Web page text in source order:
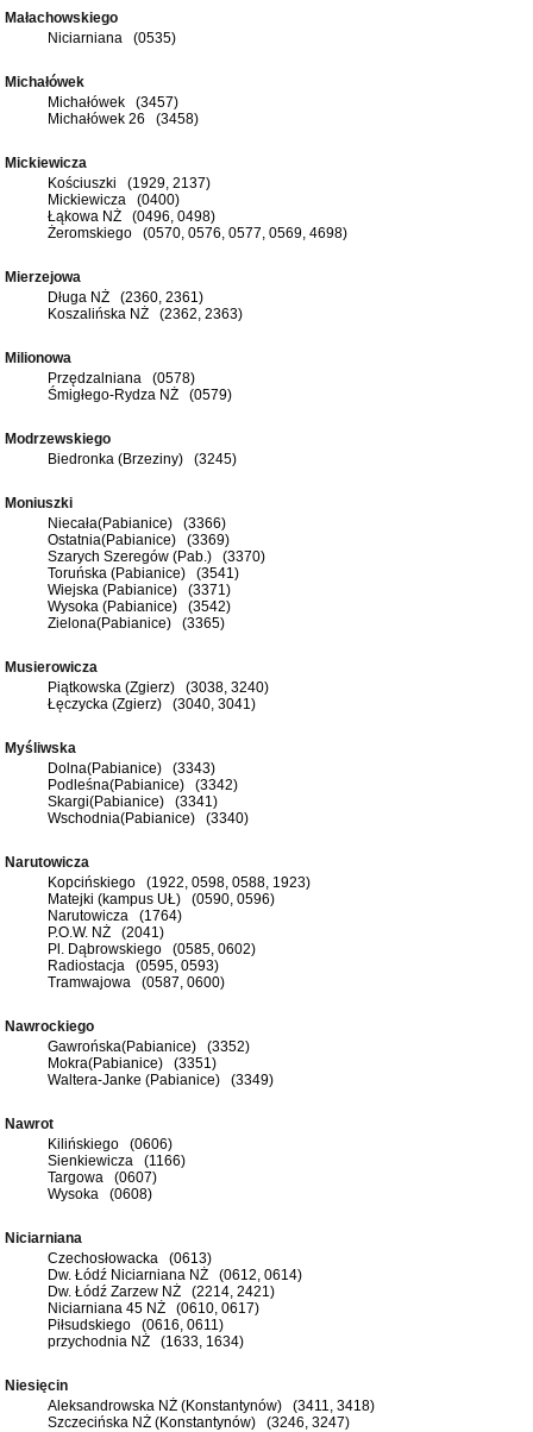
Małachowskiego
Niciarniana (0535)
Michałówek
Michałówek (3457)
Michałówek 26 (3458)
Mickiewicza
Kościuszki (1929, 2137)
Mickiewicza (0400)
Łąkowa NŻ (0496, 0498)
Żeromskiego (0570, 0576, 0577, 0569, 4698)
Mierzejowa
Długa NŻ (2360, 2361)
Koszalińska NŻ (2362, 2363)
Milionowa
Przędzalniana (0578)
Śmigłego-Rydza NŻ (0579)
Modrzewskiego
Biedronka (Brzeziny) (3245)
Moniuszki
Niecała(Pabianice) (3366)
Ostatnia(Pabianice) (3369)
Szarych Szeregów (Pab.) (3370)
Toruńska (Pabianice) (3541)
Wiejska (Pabianice) (3371)
Wysoka (Pabianice) (3542)
Zielona(Pabianice) (3365)
Musierowicza
Piątkowska (Zgierz) (3038, 3240)
Łęczycka (Zgierz) (3040, 3041)
Myśliwska
Dolna(Pabianice) (3343)
Podleśna(Pabianice) (3342)
Skargi(Pabianice) (3341)
Wschodnia(Pabianice) (3340)
Narutowicza
Kopcińskiego (1922, 0598, 0588, 1923)
Matejki (kampus UŁ) (0590, 0596)
Narutowicza (1764)
P.O.W. NŻ (2041)
Pl. Dąbrowskiego (0585, 0602)
Radiostacja (0595, 0593)
Tramwajowa (0587, 0600)
Nawrockiego
Gawrońska(Pabianice) (3352)
Mokra(Pabianice) (3351)
Waltera-Janke (Pabianice) (3349)
Nawrot
Kilińskiego (0606)
Sienkiewicza (1166)
Targowa (0607)
Wysoka (0608)
Niciarniana
Czechosłowacka (0613)
Dw. Łódź Niciarniana NŻ (0612, 0614)
Dw. Łódź Zarzew NŻ (2214, 2421)
Niciarniana 45 NŻ (0610, 0617)
Piłsudskiego (0616, 0611)
przychodnia NŻ (1633, 1634)
Niesięcin
Aleksandrowska NŻ (Konstantynów) (3411, 3418)
Szczecińska NŻ (Konstantynów) (3246, 3247)